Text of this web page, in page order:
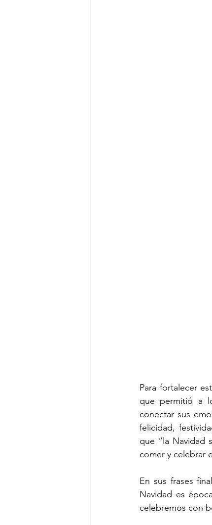
Para fortalecer
que permitió a
conectar sus
felicidad,
que “la Navidad
comer y celebrar
En sus frases
Navidad es
celebremos con